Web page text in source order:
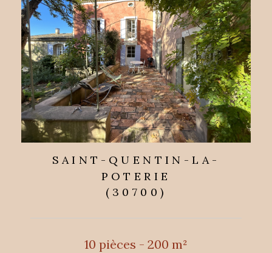
SAINT-QUENTIN-LA-
POTERIE
(30700)
10 pièces - 200 m²